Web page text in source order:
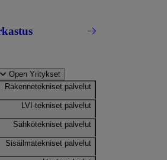
Open Yritykset
Rakennetekniset palvelut
LVI-tekniset palvelut
Sähkötekniset palvelut
Sisäilmatekniset palvelut